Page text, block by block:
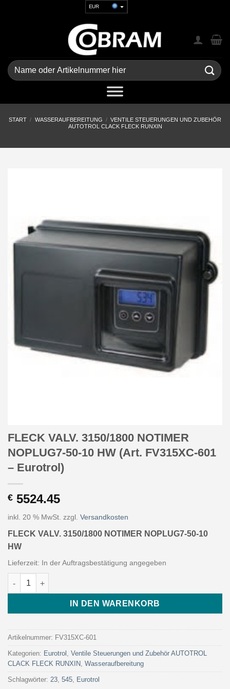
EUR
GBP
CHF
UAH
Suchen
nach:
START / WASSERAUFBEREITUNG / VENTILE STEUERUNGEN UND ZUBEHÖR
AUTOTROL CLACK FLECK RUNXIN
FLECK VALV. 3150/1800 NOTIMER
NOPLUG7-50-10 HW (Art. FV315XC-601
– Eurotrol)
€ 5524.45
inkl. 20 % MwSt. zzgl. Versandkosten
FLECK VALV. 3150/1800 NOTIMER NOPLUG7-50-10
HW
Lieferzeit: In der Auftragsbestätigung angegeben
FLECK VALV. 3150/1800 NOTIMER NOPLUG7-50-10 HW (Art.
IN DEN WARENKORB
Artikelnummer: FV315XC-601
Kategorien: Eurotrol , Ventile Steuerungen und Zubehör AUTOTROL
CLACK FLECK RUNXIN, Wasseraufbereitung
Schlagwörter: 23, 545, Eurotrol